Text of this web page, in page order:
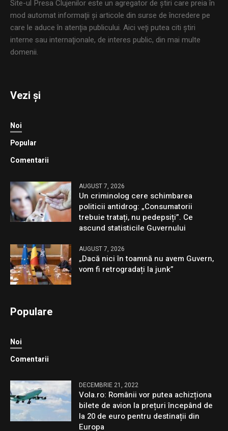
Site-ul Presa Clujenilor este un agregator de ştiri care preia în
mod automat informaţii şi articole din surse de încredere pe
care le aduce în atenţia publicului. Aici veţi putea citi ştiri
interne sau internaţionale, de interes public, din mai multe
domenii.
Vezi și
Noi
Popular
Comentarii
AUGUST 7, 2026
Un criminolog cere schimbarea
politicii antidrog: „Consumatorii
trebuie tratați, nu pedepsiți”. Ce
ascund statisticile Guvernului
AUGUST 7, 2026
„Dacă nici în toamnă nu avem Guvern,
vom fi retrogradați la junk”
Populare
Noi
Comentarii
DECEMBRIE 21, 2022
Vola.ro: Românii vor putea achizționa
bilete de avion la prețuri începând de
la 20 de euro pentru destinații din
Europa